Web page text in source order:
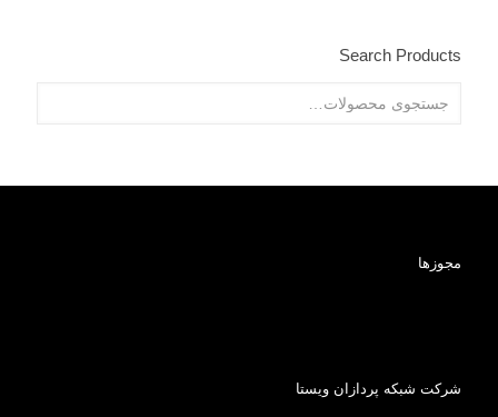
Search Products
مجوزها
شرکت شبکه پردازان ویستا